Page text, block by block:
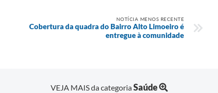
NOTÍCIA MENOS RECENTE
Cobertura da quadra do Bairro Alto Limoeiro é
entregue à comunidade
VEJA MAIS da categoriaSaúde